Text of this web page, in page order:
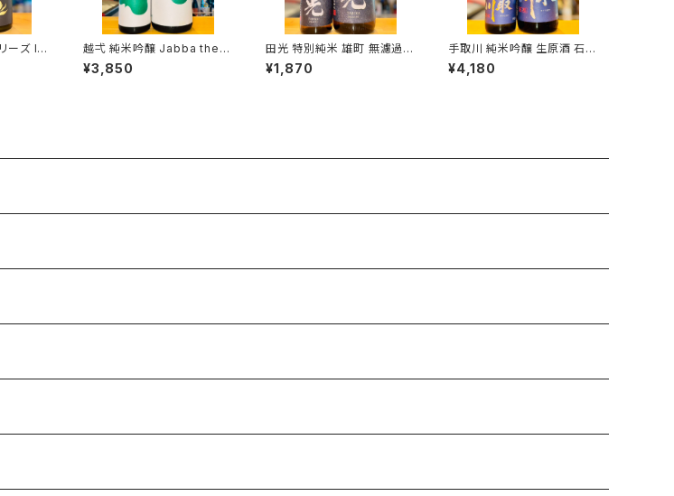
ーズ Id
にご
寒菊銘
越弌 純米吟醸 Jabba the H
1800ml１本（株式会社越
後鶴亀・新潟県新潟市西蒲区
¥3,850
田光 特別純米 雄町 無濾過火
入れ 720ml１本（早川酒造・
三重県三重郡菰野町）
¥1,870
手取川 純米吟醸 生原酒 石川
門 1800ml１本（吉田酒造・石
川県白山市安吉町）
¥4,180